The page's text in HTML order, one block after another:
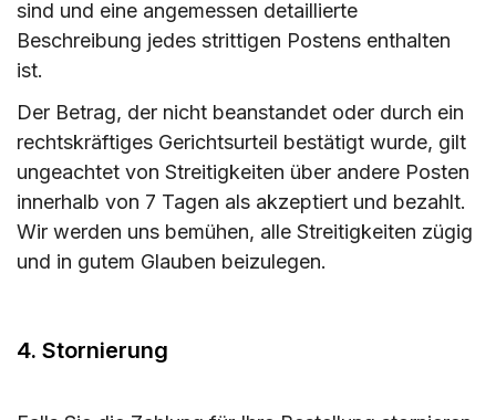
sind und eine angemessen detaillierte
Beschreibung jedes strittigen Postens enthalten
ist.
Der Betrag, der nicht beanstandet oder durch ein
rechtskräftiges Gerichtsurteil bestätigt wurde, gilt
ungeachtet von Streitigkeiten über andere Posten
innerhalb von 7 Tagen als akzeptiert und bezahlt.
Wir werden uns bemühen, alle Streitigkeiten zügig
und in gutem Glauben beizulegen.
4. Stornierung